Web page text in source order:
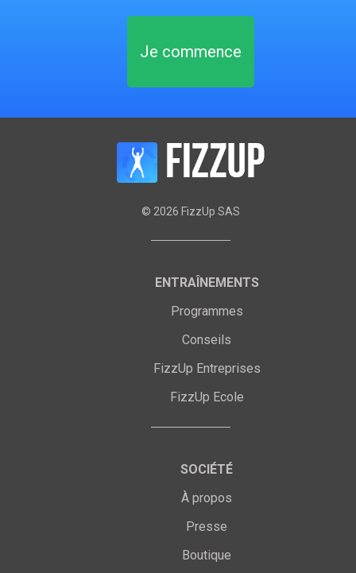
Je commence
© 2026 FizzUp SAS
ENTRAÎNEMENTS
Programmes
Conseils
FizzUp Entreprises
FizzUp Ecole
SOCIÉTÉ
À propos
Presse
Boutique